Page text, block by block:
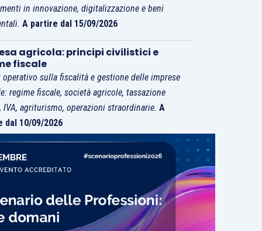
in innovazione, digitalizzazione e beni
A partire dal 15/09/2026
agricola: principi civilistici e
fiscale
operativo sulla fiscalità e gestione delle imprese
regime fiscale, società agricole, tassazione
IVA, agriturismo, operazioni straordinarie.A
dal 10/09/2026